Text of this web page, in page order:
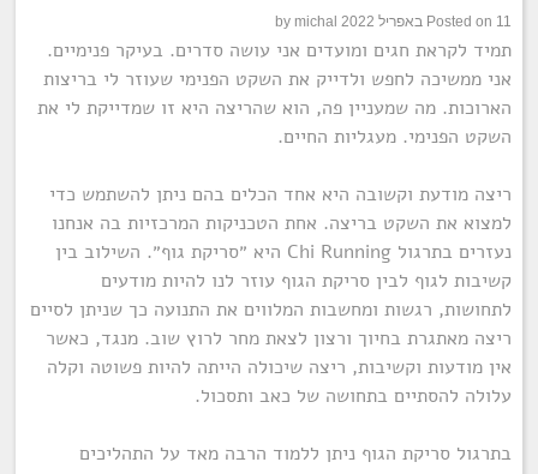
Posted on 11 באפריל 2022 by michal
תמיד לקראת חגים ומועדים אני עושה סדרים. בעיקר פנימיים.
אני ממשיכה לחפש ולדייק את השקט הפנימי שעוזר לי בריצות
הארוכות. מה שמעניין פה, הוא שהריצה היא זו שמדייקת לי את
השקט הפנימי. מעגליות החיים.
ריצה מודעת וקשובה היא אחד הכלים בהם ניתן להשתמש כדי
למצוא את השקט בריצה. אחת הטכניקות המרכזיות בה אנחנו
נעזרים בתרגול Chi Running היא ״סריקת גוף״. השילוב בין
קשיבות לגוף לבין סריקת הגוף עוזר לנו להיות מודעים
לתחושות, רגשות ומחשבות המלווים את התנועה כך שניתן לסיים
ריצה מאתגרת בחיוך ורצון לצאת מחר לרוץ שוב. מנגד, כאשר
אין מודעות וקשיבות, ריצה שיכולה הייתה להיות פשוטה וקלה
עלולה להסתיים בתחושה של כאב ותסכול.
בתרגול סריקת הגוף ניתן ללמוד הרבה מאד על התהליכים